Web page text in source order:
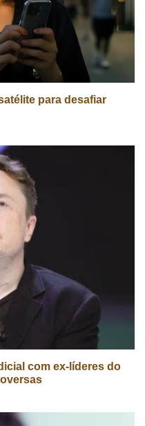
para desafiar
com ex-líderes do